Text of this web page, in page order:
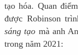
tạo hóa. Quan
được Robinson
sáng tạo mà anh
trong năm 2021: